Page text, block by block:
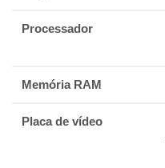
Processador
Memória RAM
Placa de vídeo